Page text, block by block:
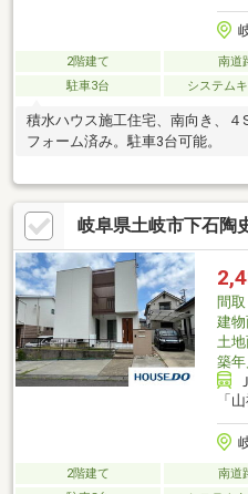
2階建て 南道
駐車3台
システム
積水ハウス施工住宅、南向き、４
フォーム済み。駐車3台可能。
岐阜県土岐市下石陶
間取
建
土
築年
「
2階建て 南道